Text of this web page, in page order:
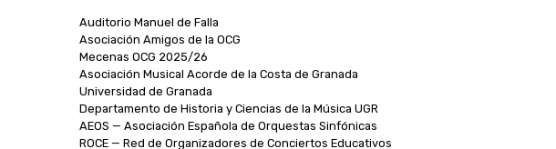
Auditorio Manuel de Falla
Asociación Amigos de la OCG
Mecenas OCG 2025/26
Asociación Musical Acorde de la Costa de Granada
Universidad de Granada
Departamento de Historia y Ciencias de la Música UGR
AEOS — Asociación Española de Orquestas Sinfónicas
ROCE — Red de Organizadores de Conciertos Educativos